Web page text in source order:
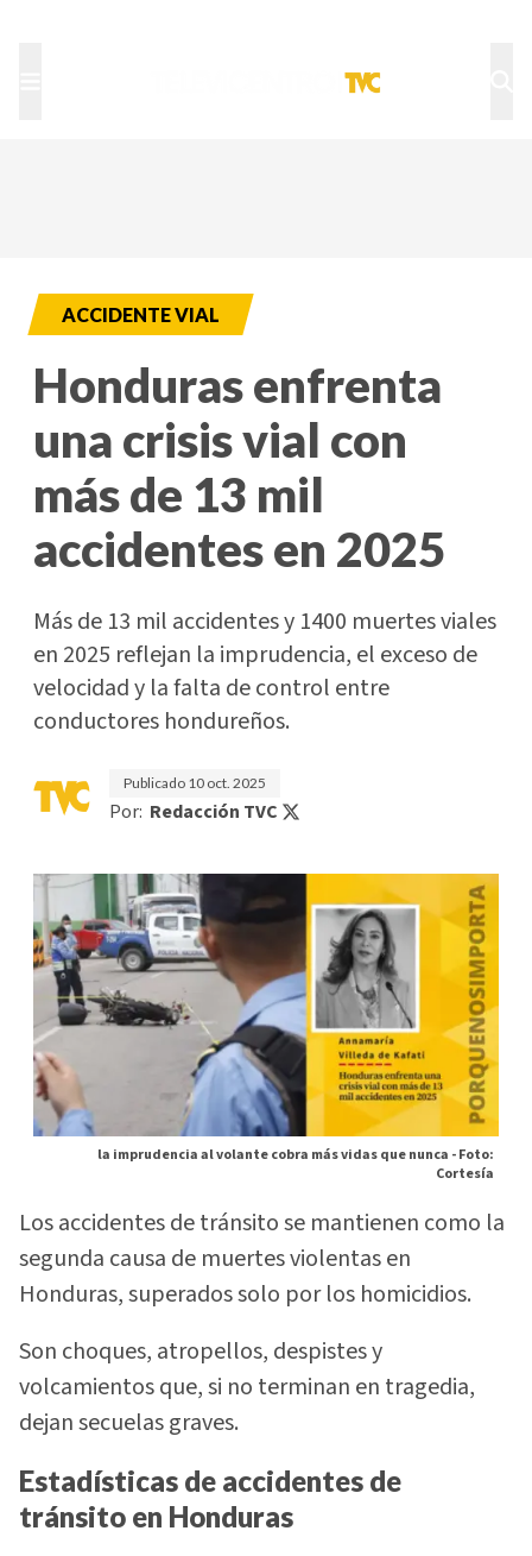
ACCIDENTE VIAL
Honduras enfrenta
una crisis vial con
más de 13 mil
accidentes en 2025
Más de 13 mil accidentes y 1400 muertes viales
en 2025 reflejan la imprudencia, el exceso de
velocidad y la falta de control entre
conductores hondureños.
Publicado 10 oct. 2025
Por: Redacción TVC
la imprudencia al volante cobra más vidas que nunca -Foto:
Cortesía
Los accidentes de tránsito se mantienen como la
segunda causa de muertes violentas en
Honduras, superados solo por los homicidios.
Son choques, atropellos, despistes y
volcamientos que, si no terminan en tragedia,
dejan secuelas graves.
Estadísticas de accidentes de
tránsito en Honduras